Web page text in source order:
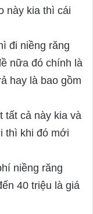
này kia thì cái
đi niềng răng
nữa đó chính là
hay là bao gồm
tất cả này kia và
thì khi đó mới
niềng răng
40 triệu là giá